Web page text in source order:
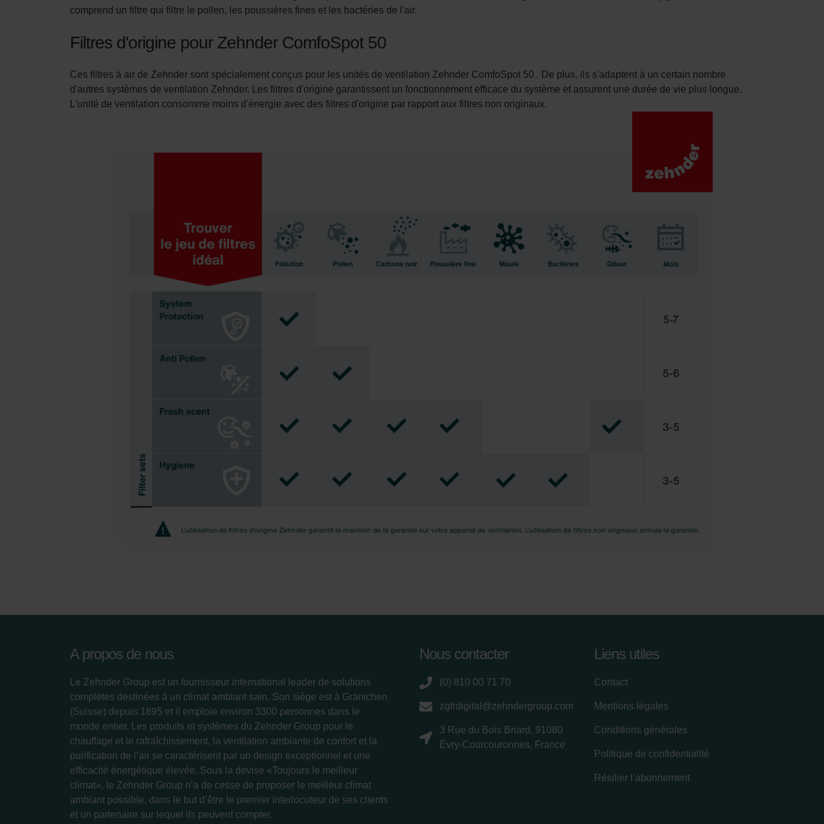
Pour plus de détails, nous vous invitons à prendre connaissance de notre politique relative aux cookies.
Zehnder Group AG: Data Privacy
Zehnder Group België nv/sa: Déclarations de confidentialité
Zehnder Group Czech Republic s.r.o.: Zásady ochrany osobních údajů
Zehnder Polska Sp. z o.o.: Oświadczenie o ochronie danych Zehnder
Zehnder Group UK Limited: Privacy Policy
comprend un filtre qui filtre le pollen, les poussières fines et les bactéries de l'air.
Filtres d'origine pour Zehnder ComfoSpot 50
Ces filtres à air de Zehnder sont spécialement conçus pour les unités de ventilation Zehnder ComfoSpot 50 . De plus, ils s'adaptent à un certain nombre
d'autres systèmes de ventilation Zehnder. Les filtres d'origine garantissent un fonctionnement efficace du système et assurent une durée de vie plus longue.
L'unité de ventilation consomme moins d'énergie avec des filtres d'origine par rapport aux filtres non originaux.
A propos de nous
Le Zehnder Group est un fournisseur international leader de solutions
complètes destinées à un climat ambiant sain. Son siège est à Gränichen
(Suisse) depuis 1895 et il emploie environ 3300 personnes dans le
monde entier. Les produits et systèmes du Zehnder Group pour le
chauffage et le rafraîchissement, la ventilation ambiante de confort et la
purification de l’air se caractérisent par un design exceptionnel et une
efficacité énergétique élevée. Sous la devise «Toujours le meilleur
climat», le Zehnder Group n’a de cesse de proposer le meilleur climat
ambiant possible, dans le but d’être le premier interlocuteur de ses clients
et un partenaire sur lequel ils peuvent compter.
Nous contacter
(0) 810 00 71 70
zgfrdigital@zehndergroup.com
3 Rue du Bois Briard, 91080
Évry-Courcouronnes, France
Liens utiles
Contact
Mentions légales
Conditions générales
Politique de confidentialité
Résilier l’abonnement